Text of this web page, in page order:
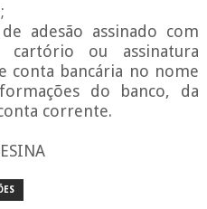
adesão assinado com
ou assinatura
conta bancária no nome
do banco, da
corrente.